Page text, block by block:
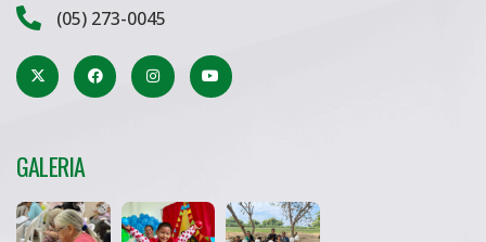
(05) 273-0045
GALERIA